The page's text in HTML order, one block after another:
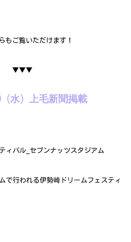
もご覧いただけます！
▼▼▼
（水）上毛新聞掲載